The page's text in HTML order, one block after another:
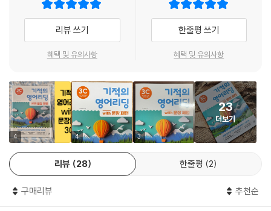
읽기 실력 향상의 기반이 되는 언어학습이 함께 이루어집니다.
5. 새 교육과정의 핵심 성취기준을 반영
학교 교육과정의 핵심 내용(리딩 유형과 소재, 언어기능)을 단계별로 반영
시리즈 학습을 이어가면 자연스럽게 영어교과서의 주요 영역을 커버할 수
있습니다.
6. 자기주도 학습이 쉬워지는 리딩 교재
명확한 하루 학습분량, 친절한 학습 가이드, 편리한 QR 페이지 등을 통해
혼자서도 쉽게 학습을 완주할 수 있습니다.
■ Level 3 특징
리뷰 쓰기
혜택 및 유의사항
한줄평 쓰기
혜택 및 유의사항
4 4 3
23
더보기
리뷰 28 한줄평 2
구매리뷰 추천순